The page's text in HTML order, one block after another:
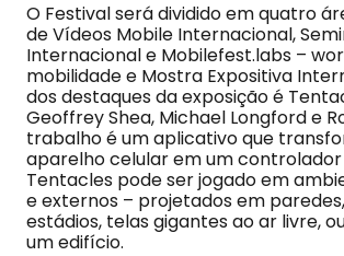
O Festival será dividido em quatro
de Vídeos Mobile Internacional,
Internacional e Mobilefest.labs –
mobilidade e Mostra Expositiva
dos destaques da exposição é
Geoffrey Shea, Michael Longford e
trabalho é um aplicativo que
aparelho celular em um controlador
Tentacles pode ser jogado em
e externos – projetados em
estádios, telas gigantes ao ar livre,
um edifício.